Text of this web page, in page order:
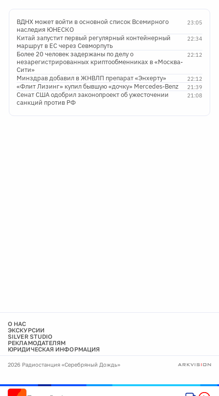
23:05
ВДНХ может войти в основной список Всемирного
наследия ЮНЕСКО
22:34
Китай запустит первый регулярный контейнерный
маршрут в ЕС через Севморпуть
22:12
Более 20 человек задержаны по делу о
незарегистрированных криптообменниках в «Москва-
Сити»
22:12
Минздрав добавил в ЖНВЛП препарат «Энхерту»
21:39
«Флит Лизинг» купил бывшую «дочку» Mercedes-Benz
21:08
Сенат США одобрил законопроект об ужесточении
санкций против РФ
О НАС
ЭКСКУРСИИ
SILVER STUDIO
РЕКЛАМОДАТЕЛЯМ
ЮРИДИЧЕСКАЯ ИНФОРМАЦИЯ
2026 Радиостанция «Серебряный Дождь»